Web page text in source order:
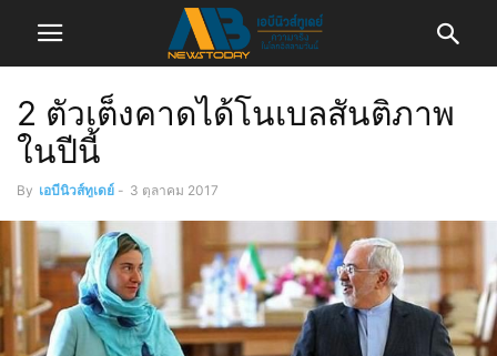
2 ตัวเต็งคาดได้โนเบลสันติภาพ
ในปีนี้
By เอบีนิวส์ทูเดย์ - 3 ตุลาคม 2017